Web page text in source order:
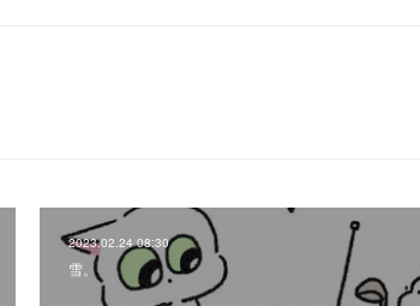
2023.02.24 08:30
雪。